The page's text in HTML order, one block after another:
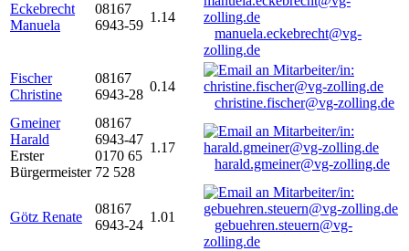
Eckebrecht
Manuela
08167
6943-59
1.14
manuela.eckebrecht@vg-
zolling.de
Fischer
Christine
08167
6943-28
0.14
christine.fischer@vg-zolling.de
Gmeiner
Harald
Erster
Bürgermeister
08167
6943-47
0170 65
72 528
1.17
harald.gmeiner@vg-zolling.de
Götz Renate
08167
6943-24
1.01
gebuehren.steuern@vg-
zolling.de